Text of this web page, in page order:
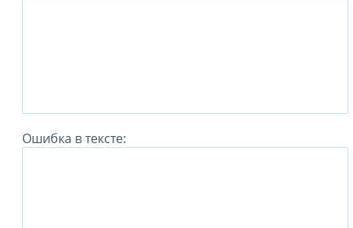
Ошибка в тексте: